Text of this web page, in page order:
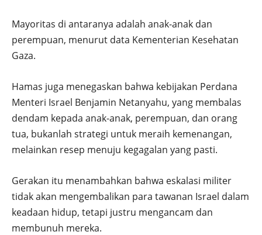
Mayoritas di antaranya adalah anak-anak dan
perempuan, menurut data Kementerian Kesehatan
Gaza.
Hamas juga menegaskan bahwa kebijakan Perdana
Menteri Israel Benjamin Netanyahu, yang membalas
dendam kepada anak-anak, perempuan, dan orang
tua, bukanlah strategi untuk meraih kemenangan,
melainkan resep menuju kegagalan yang pasti.
Gerakan itu menambahkan bahwa eskalasi militer
tidak akan mengembalikan para tawanan Israel dalam
keadaan hidup, tetapi justru mengancam dan
membunuh mereka.